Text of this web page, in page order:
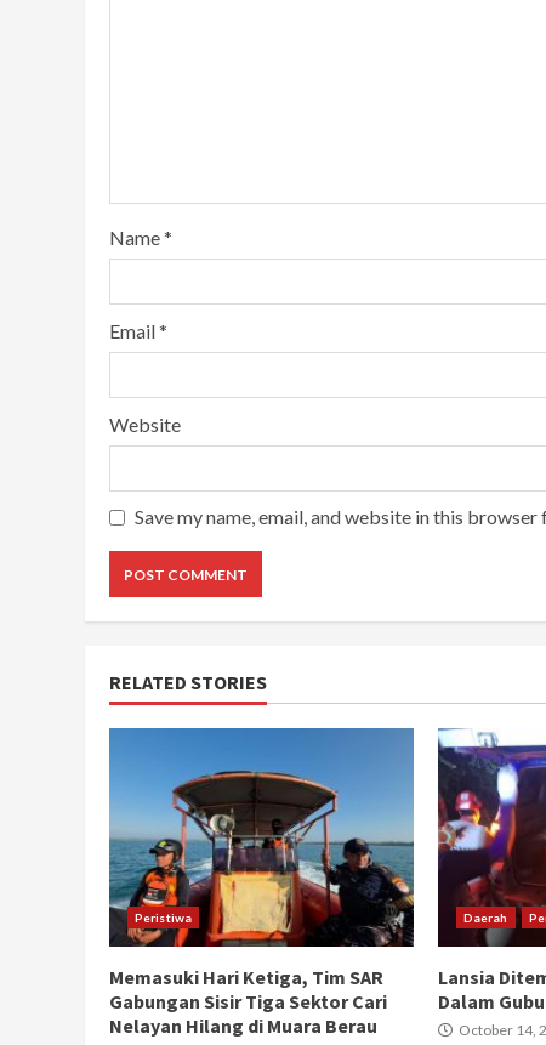
Name*
Email*
Website
Save my name, email, and website in this
RELATED STORIES
Peristiwa
Memasuki Hari Ketiga, Tim SAR
Gabungan Sisir Tiga Sektor Cari
Nelayan Hilang di Muara Berau
Daerah
Lansia
Dalam
October 14,